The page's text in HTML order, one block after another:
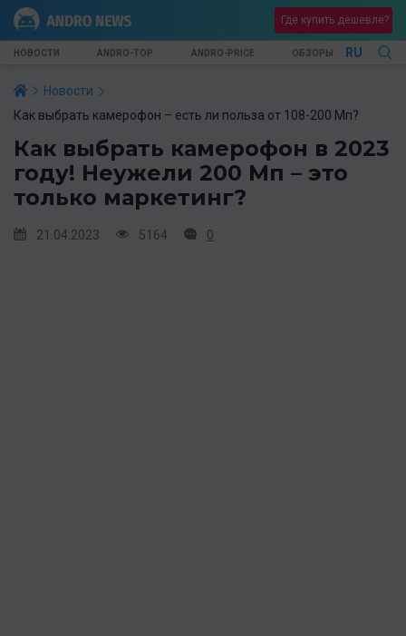
Где купить дешевле?
НОВОСТИ ANDRO-TOP ANDRO-PRICE ОБЗОРЫ RU
Новости
Как выбрать камерофон – есть ли польза от 108-200 Мп?
Как выбрать камерофон в 2023
году! Неужели 200 Мп – это
только маркетинг?
21.04.2023 5164 0